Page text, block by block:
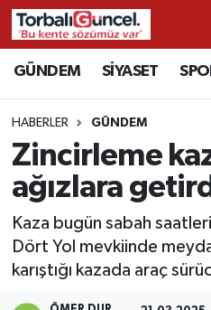
GÜNDEM SİYASET
HABERLER GÜNDEM
Zincirleme
ağızlara
Kaza bugün sabah
Dört Yol mevkiinde
karıştığı kazada araç
İzmir Nöbetçi
İzmir Hava Durumu
İzmir Namaz Vakitleri
İzmir Trafik Yoğunluk
Süper Lig Puan
Tüm Manşetler